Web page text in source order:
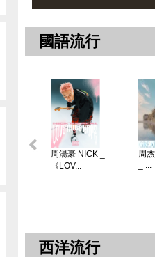
國語流行
周湯豪 NICK _
《LOV...
周
_ ...
西洋流行